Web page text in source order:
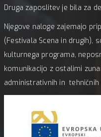
Druga zaposlitev je bila za
Njegove naloge zajemajo
(Festivala Scena in drugih),
kulturnega programa,
komunikacijo z ostalimi
administrativnih in tehničnih